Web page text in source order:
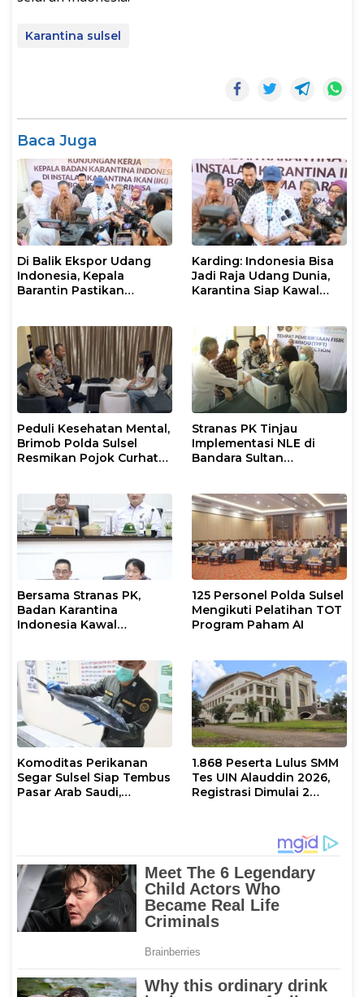
Karantina sulsel
Baca Juga
Di Balik Ekspor Udang
Indonesia, Kepala
Barantin Pastikan
Karding: Indonesia Bisa
Jadi Raja Udang Dunia,
Karantina Siap Kawal
Peduli Kesehatan Mental,
Brimob Polda Sulsel
Resmikan Pojok Curhat
Stranas PK Tinjau
Implementasi NLE di
Bandara Sultan
Bersama Stranas PK,
Badan Karantina
Indonesia Kawal
125 Personel Polda Sulsel
Mengikuti Pelatihan TOT
Program Paham AI
Komoditas Perikanan
Segar Sulsel Siap Tembus
Pasar Arab Saudi,
1.868 Peserta Lulus SMM
Tes UIN Alauddin 2026,
Registrasi Dimulai 2